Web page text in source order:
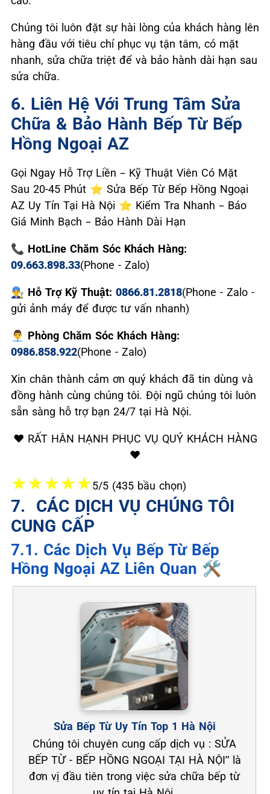
Chúng tôi luôn đặt sự hài lòng của khách hàng lên
hàng đầu với tiêu chí phục vụ tận tâm, có mặt
nhanh, sửa chữa triệt để và bảo hành dài hạn sau
sửa chữa.
6. Liên Hệ Với Trung Tâm Sửa
Chữa & Bảo Hành Bếp Từ Bếp
Hồng Ngoại AZ
Gọi Ngay Hỗ Trợ Liền – Kỹ Thuật Viên Có Mặt
Sau 20-45 Phút ⭐ Sửa Bếp Từ Bếp Hồng Ngoại
AZ Uy Tín Tại Hà Nội ⭐ Kiểm Tra Nhanh – Báo
Giá Minh Bạch – Bảo Hành Dài Hạn
📞 HotLine Chăm Sóc Khách Hàng:
09.663.898.33(Phone - Zalo)
👨‍🔧 Hỗ Trợ Kỹ Thuật: 0866.81.2818(Phone - Zalo -
gửi ảnh máy để được tư vấn nhanh)
👨‍💼 Phòng Chăm Sóc Khách Hàng:
0986.858.922(Phone - Zalo)
Xin chân thành cảm ơn quý khách đã tin dùng và
đồng hành cùng chúng tôi. Đội ngũ chúng tôi luôn
sẵn sàng hỗ trợ bạn 24/7 tại Hà Nội.
❤️ RẤT HÂN HẠNH PHỤC VỤ QUÝ KHÁCH HÀNG
❤️
★★★★★5/5 (435 bầu chọn)
7. ️ CÁC DỊCH VỤ CHÚNG TÔI
CUNG CẤP
7.1. Các Dịch Vụ Bếp Từ Bếp
Hồng Ngoại AZ Liên Quan 🛠️
Sửa Bếp Từ Uy Tín Top 1 Hà Nội
Chúng tôi chuyên cung cấp dịch vụ : SỬA
BẾP TỪ - BẾP HỒNG NGOẠI TẠI HÀ NỘI” là
đơn vị đầu tiên trong việc sửa chữa bếp từ